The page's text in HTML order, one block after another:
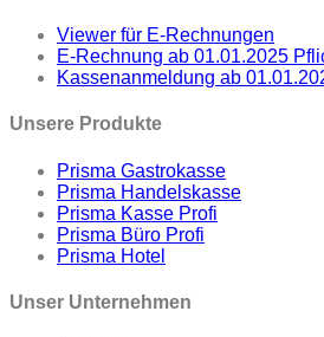
Viewer für E-Rechnungen
E-Rechnung ab 01.01.2025
Kassenanmeldung ab
Unsere Produkte
Prisma Gastrokasse
Prisma Handelskasse
Prisma Kasse Profi
Prisma Büro Profi
Prisma Hotel
Unser Unternehmen